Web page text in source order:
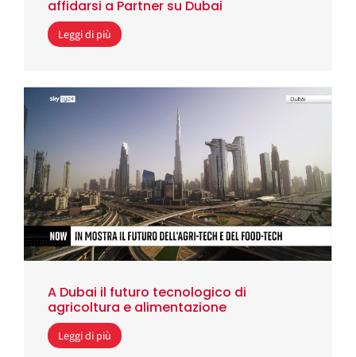
affidarsi a Partner su Dubai
Leggi di più
A Dubai il futuro tecnologico di
agricoltura e alimentazione
Leggi di più